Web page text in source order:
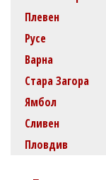
Плевен
Русе
Варна
Стара Загора
Ямбол
Сливен
Пловдив